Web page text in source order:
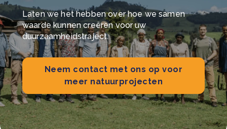
Laten we het hebben over hoe we samen
waarde kunnen creëren voor uw
duurzaamheidstraject.
Neem contact met ons op voor
meer natuurprojecten